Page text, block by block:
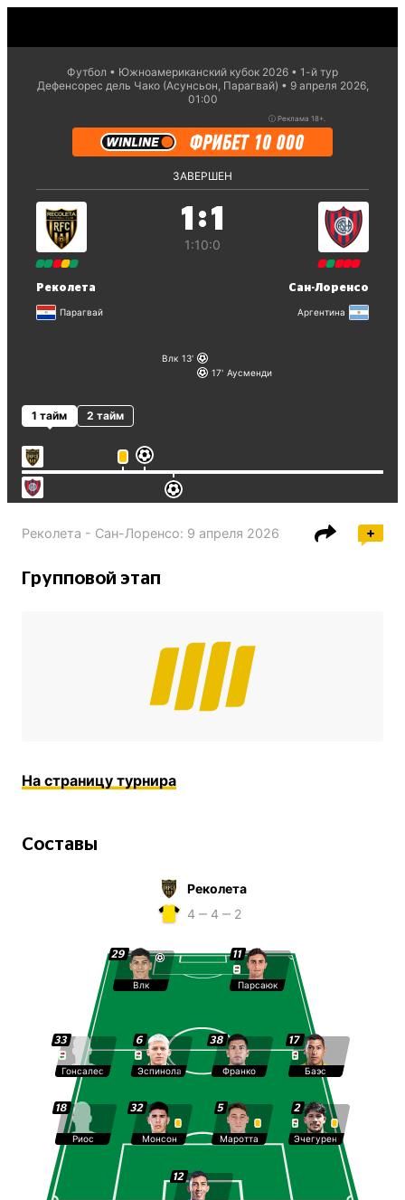
Футбол Южноамериканский кубок 2026
1-й тур
Дефенсорес дель Чако (Асунсьон, Парагвай)
9 апреля 2026,
01:00
ⓘ Реклама 18+.
ЗАВЕРШЕН
Реколета
Парагвай
1 :1
1:10:0
Сан-Лоренсо
Аргентина
Влк 13
17 Аусменди
1 тайм 2 тайм
Реколета - Сан-Лоренсо: 9 апреля 2026
Групповой этап
На страницу турнира
Составы
Реколета
4 ‒ 4 ‒ 2
29
Влк
5
Маротта
2
Эчегурен
33
Гонсалес
17
Баэс
11
Парсаюк
38
Франко
6
Эспинола
12
32
Монсон
18
Риос